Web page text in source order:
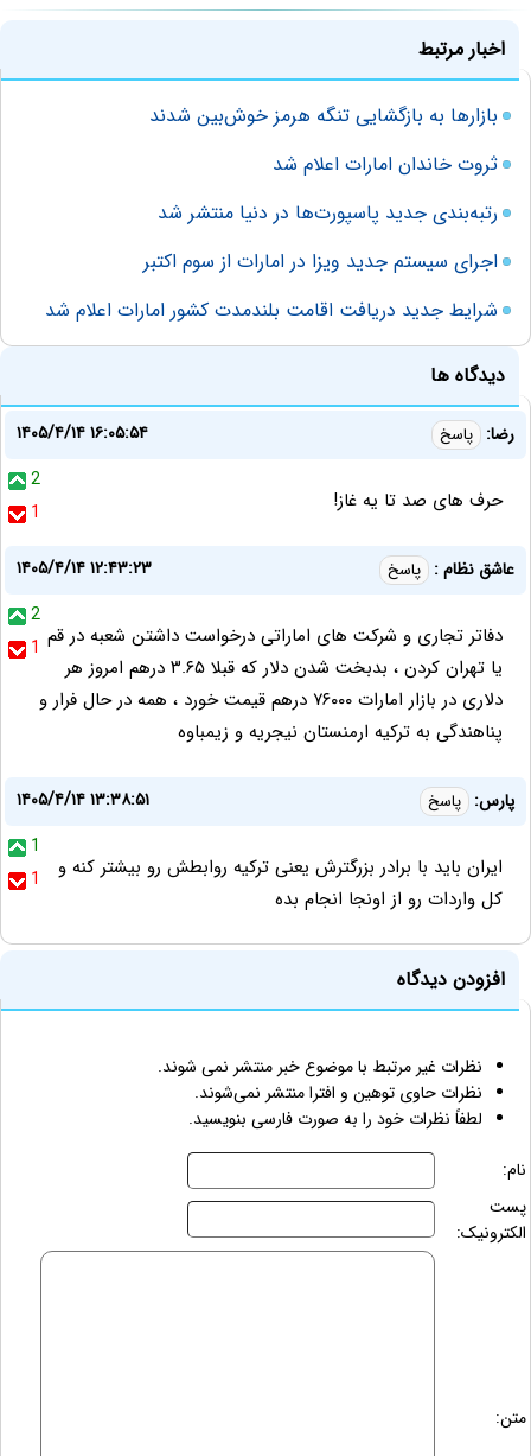
اخبار مرتبط
بازارها به بازگشایی تنگه هرمز خوش‌بین شدند
ثروت خاندان امارات اعلام شد
رتبه‌بندی جدید پاسپورت‌ها در دنیا منتشر شد
اجرای سیستم جدید ویزا در امارات از سوم اکتبر
شرایط جدید دریافت اقامت بلندمدت کشور امارات اعلام شد
دیدگاه ها
رضا: پاسخ
۱۴۰۵/۴/۱۴ ۱۶:۰۵:۵۴
2
1
حرف های صد تا یه غاز!
عاشق نظام : پاسخ
۱۴۰۵/۴/۱۴ ۱۲:۴۳:۲۳
2
1 دفاتر تجاری و شرکت های اماراتی درخواست داشتن شعبه در قم
یا تهران کردن ، بدبخت شدن دلار که قبلا ۳.۶۵ درهم امروز هر
دلاری در بازار امارات ۷۶۰۰۰ درهم قیمت خورد ، همه در حال فرار و
پناهندگی به ترکیه ارمنستان نیجریه و زیمباوه
پارس: پاسخ
۱۴۰۵/۴/۱۴ ۱۳:۳۸:۵۱
1
1
ایران باید با برادر بزرگترش یعنی ترکیه روابطش رو بیشتر کنه و
کل واردات رو از اونجا انجام بده
افزودن دیدگاه
نظرات غیر مرتبط با موضوع خبر منتشر نمی شوند.
نظرات حاوی توهین و افترا منتشر نمی‌شوند.
لطفاً نظرات خود را به صورت فارسی بنویسید.
نام:
پست
الکترونیک:
متن: